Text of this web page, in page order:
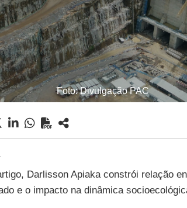
Foto: Divulgação PAC
Darlisson Apiaka constrói relação
e o impacto na dinâmica